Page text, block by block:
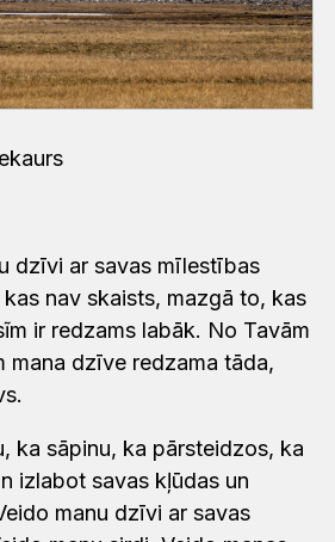
dzīvi ar savas mīlestības
nav skaists, mazgā to, kas
ir redzams labāk. No Tavām
mana dzīve redzama tāda,
ka sāpinu, ka pārsteidzos, ka
izlabot savas kļūdas un
manu dzīvi ar savas